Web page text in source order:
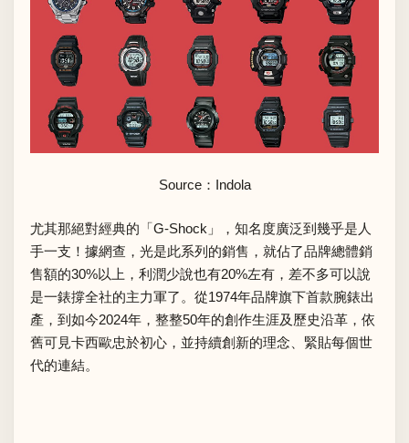
Source： Indola
尤其那絕對經典的「G-Shock」，知名度廣泛到幾乎是人
手一支！據網查，光是此系列的銷售，就佔了品牌總體銷
售額的30%以上，利潤少說也有20%左有，差不多可以說
是一錶撐全社的主力軍了。從1974年品牌旗下首款腕錶出
產，到如今2024年，整整50年的創作生涯及歷史沿革，依
舊可見卡西歐忠於初心，並持續創新的理念、緊貼每個世
代的連結。